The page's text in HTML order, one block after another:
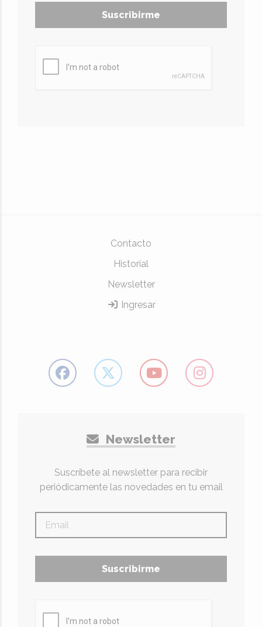
Suscribirme
Contacto
Historial
Newsletter
Ingresar
Newsletter
Suscríbete al newsletter para recibir
periódicamente las novedades en tu email
Suscribirme